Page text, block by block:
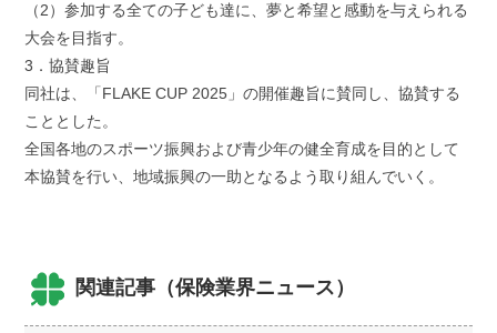
（2）参加する全ての子ども達に、夢と希望と感動を与えられる
大会を目指す。
3．協賛趣旨
同社は、「FLAKE CUP 2025」の開催趣旨に賛同し、協賛する
こととした。
全国各地のスポーツ振興および青少年の健全育成を目的として
本協賛を行い、地域振興の一助となるよう取り組んでいく。
関連記事（保険業界ニュース）